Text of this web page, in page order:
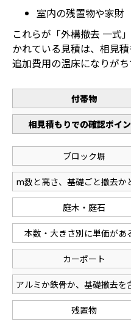
室内の残置物や家財
これらが「外構撤去 一式
かれている見積は、相見
追加費用の温床になりがち
付帯物
相見積もりでの確認ポイ
ブロック塀
m数と高さ、基礎ごと撤去か
庭木・庭石
本数・大きさ別に単価があ
カーポート
アルミか鉄骨か、基礎撤去を
残置物